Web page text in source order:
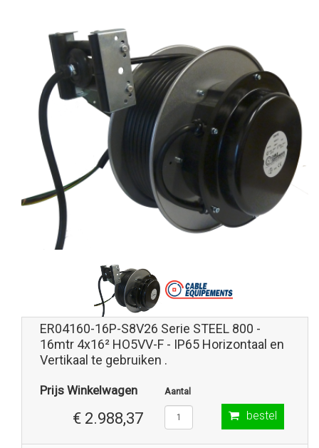
ER04160-16P-S8V26 Serie STEEL 800 -
16mtr 4x16² HO5VV-F - IP65 Horizontaal en
Vertikaal te gebruiken .
Prijs Winkelwagen
€ 2.988,37
Aantal
bestel